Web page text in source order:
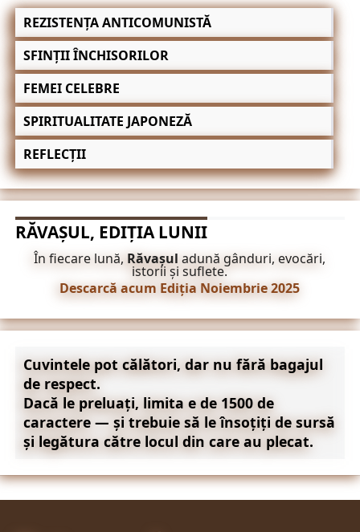
REZISTENȚA ANTICOMUNISTĂ
SFINȚII ÎNCHISORILOR
FEMEI CELEBRE
SPIRITUALITATE JAPONEZĂ
REFLECȚII
RĂVAȘUL, EDIȚIA LUNII
În fiecare lună, Răvașul adună gânduri, evocări,
istorii și suflete.
Descarcă acum Ediția Noiembrie 2025
Cuvintele pot călători, dar nu fără bagajul
de respect.
Dacă le preluați, limita e de 1500 de
caractere — și trebuie să le însoțiți de sursă
și legătura către locul din care au plecat.